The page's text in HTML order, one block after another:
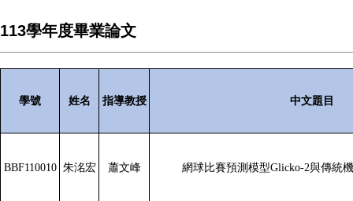
113學年度畢業論文
學號 姓名 指導教授 中文題目
BBF110010 朱洺宏 蕭文峰 網球比賽預測模型Glicko-2與傳統